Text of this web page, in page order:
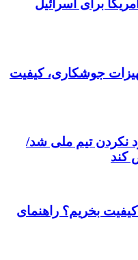
برای اسرائیل
جوشکاری، کیفیت
نکردن تیم ملی شد/
کند
بخریم؟ راهنمای